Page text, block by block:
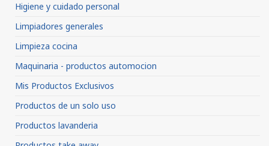
Higiene y cuidado personal
Limpiadores generales
Limpieza cocina
Maquinaria - productos automocion
Mis Productos Exclusivos
Productos de un solo uso
Productos lavanderia